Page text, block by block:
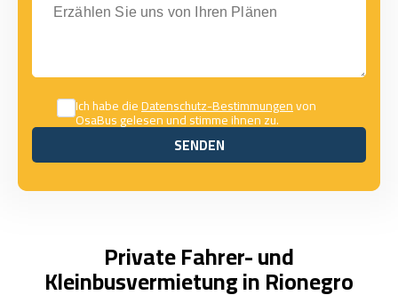
Ich habe dieDatenschutz-Bestimmungenvon
OsaBus gelesen und stimme ihnen zu.
SENDEN
SENDEN
Private Fahrer- und
Kleinbusvermietung in Rionegro